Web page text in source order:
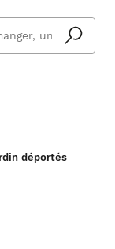
savoir plus
déportés